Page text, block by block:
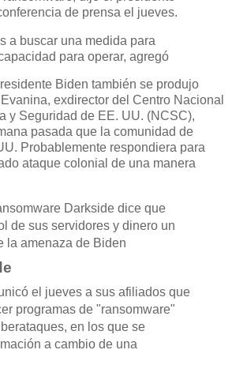
de prensa el jueves.
a buscar una medida para
para operar, agregó
Biden también se produjo
exdirector del Centro Nacional
y Seguridad de EE. UU. (NCSC),
pasada que la comunidad de
Probablemente respondiera para
ataque colonial de una manera
Darkside dice que
de sus servidores y dinero un
la amenaza de Biden
el jueves a sus afiliados que
programas de "ransomware"
en los que se
a cambio de una